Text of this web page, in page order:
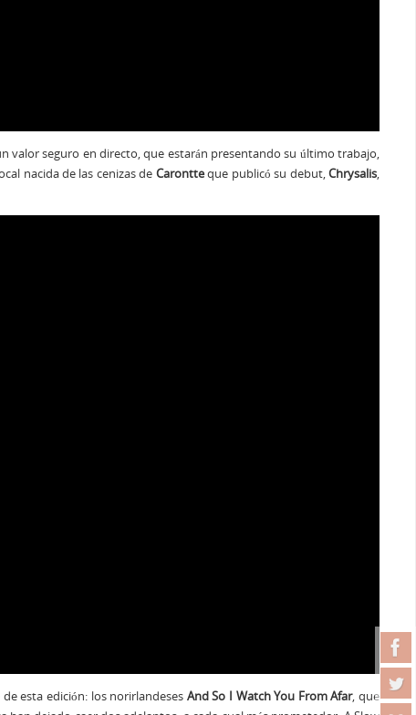
valor seguro en directo, que estarán presentando su último trabajo,
nacida de las cenizas de Carontteque publicó su debut,Chrysalis,
esta edición: los norirlandeses And So I Watch You From Afar, que